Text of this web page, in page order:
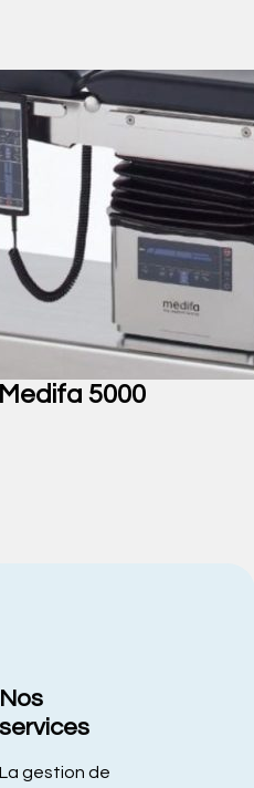
5000
Nos
services
La gestion de